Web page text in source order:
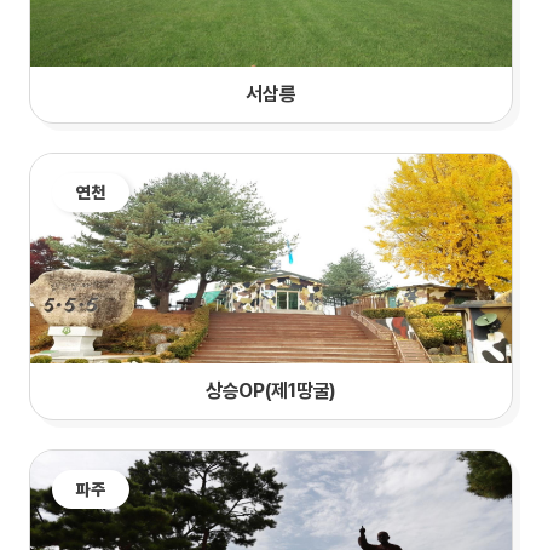
서삼릉
연천
상승OP(제1땅굴)
파주